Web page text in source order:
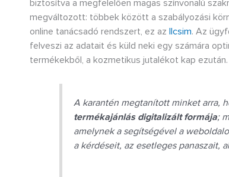
biztosítva a megfelelően magas színvonalú
megváltozott: többek között a szabályozási
online tanácsadó rendszert, ez az Ilcsim. Az
felveszi az adatait és küld neki egy számára
termékekből, a kozmetikus jutalékot kap ezután.
A karantén megtanított minket arra,
termékajánlás digitalizált formája;
amelynek a segítségével a
a kérdéseit, az esetleges panaszait,